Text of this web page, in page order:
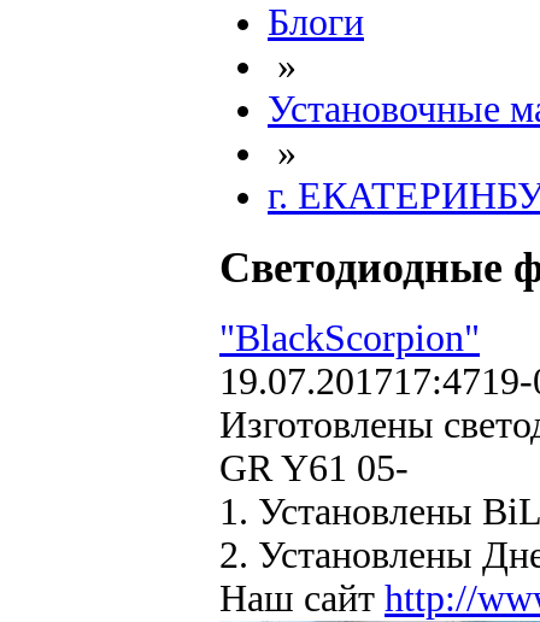
Блоги
»
Установочные
»
г.
Светодиодные
"BlackScorpion"
19.07.201717:47
Изготовлены
GR Y61 05-
1. Установлены
2. Установлены
Наш сайт http://